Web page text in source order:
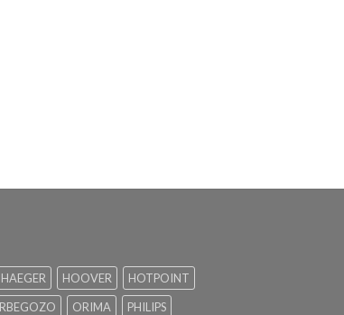
HAEGER HOOVER
HOTPOINT
ORIMA PHILIPS